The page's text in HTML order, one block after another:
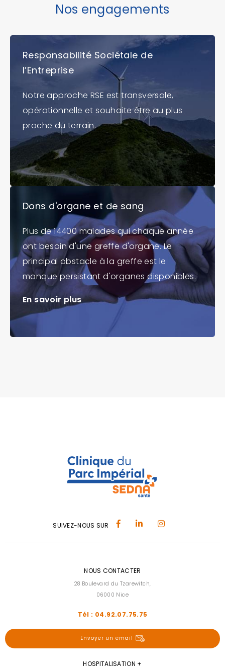
Nos engagements
Responsabilité Sociétale de
l’Entreprise
Notre approche RSE est transversale,
opérationnelle et souhaite être au plus
proche du terrain.
Dons d'organe et de sang
Plus de 14400 malades qui chaque année
ont besoin d'une greffe d'organe. Le
principal obstacle à la greffe est le
manque persistant d'organes disponibles.
En savoir plus
SUIVEZ-NOUS SUR
NOUS CONTACTER
28 Boulevard du Tzarewitch,
06000 Nice
Tél : 04.92.07.75.75
Envoyer un email
HOSPITALISATION